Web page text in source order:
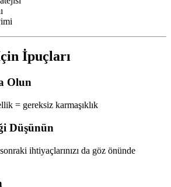
İpuçları
Olun
= gereksiz karmaşıklık
Düşünün
ihtiyaçlarınızı da göz önünde